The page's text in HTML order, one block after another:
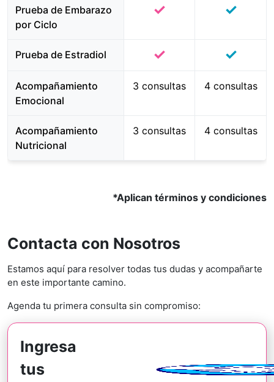
Prueba de Embarazo
por Ciclo
✓ ✓
Prueba de Estradiol ✓ ✓
Acompañamiento
Emocional
3 consultas 4 consultas
Acompañamiento
Nutricional
3 consultas 4 consultas
*Aplican términos y condiciones
Contacta con Nosotros
Estamos aquí para resolver todas tus dudas y acompañarte
en este importante camino.
Agenda tu primera consulta sin compromiso:
Ingresa
tus